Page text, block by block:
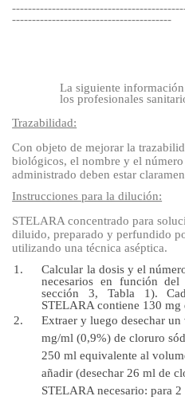
----------------------------------------
La siguiente
los profesionales
Trazabilidad:
Con objeto de mejorar la
biológicos, el nombre y el
administrado deben estar
Instrucciones para la dilución:
STELARA concentrado para
diluido, preparado y perfundido
utilizando una técnica aséptica.
Calcular la dosis y el
necesarios en función
sección 3, Tabla 1).
STELARA contiene 130 mg
Extraer y luego desechar
mg/ml (0,9%) de cloruro
250 ml equivalente al
añadir (desechar 26 ml de
STELARA necesario: para